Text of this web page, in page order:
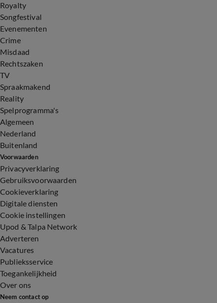
Royalty
Songfestival
Evenementen
Crime
Misdaad
Rechtszaken
TV
Spraakmakend
Reality
Spelprogramma's
Algemeen
Nederland
Buitenland
Voorwaarden
Privacyverklaring
Gebruiksvoorwaarden
Cookieverklaring
Digitale diensten
Cookie instellingen
Upod & Talpa Network
Adverteren
Vacatures
Publieksservice
Toegankelijkheid
Over ons
Neem contact op